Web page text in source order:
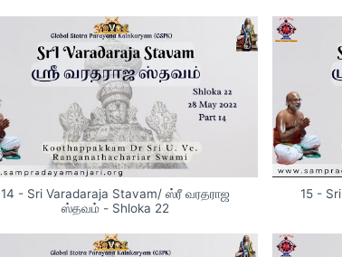
14 - Sri Varadaraja Stavam/ ஸ்ரீ வரதராஜ
ஸ்தவம் - Shloka 22
15 -